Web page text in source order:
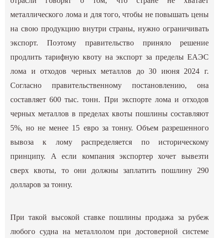
металлического лома и для того, чтобы не повышать цены
на свою продукцию внутри страны, нужно ограничивать
экспорт. Поэтому правительство приняло решение
продлить тарифную квоту на экспорт за пределы ЕАЭС
лома и отходов черных металлов до 30 июня 2024 г.
Согласно правительственному постановлению, она
составляет 600 тыс. тонн. При экспорте лома и отходов
черных металлов в пределах квоты пошлины составляют
5%, но не менее 15 евро за тонну. Объем разрешенного
вывоза к лому распределяется по историческому
принципу. А если компания экспортер хочет вывезти
сверх квоты, то они должны заплатить пошлину 290
долларов за тонну.
При такой высокой ставке пошлины продажа за рубеж
любого судна на металлолом при достоверной системе